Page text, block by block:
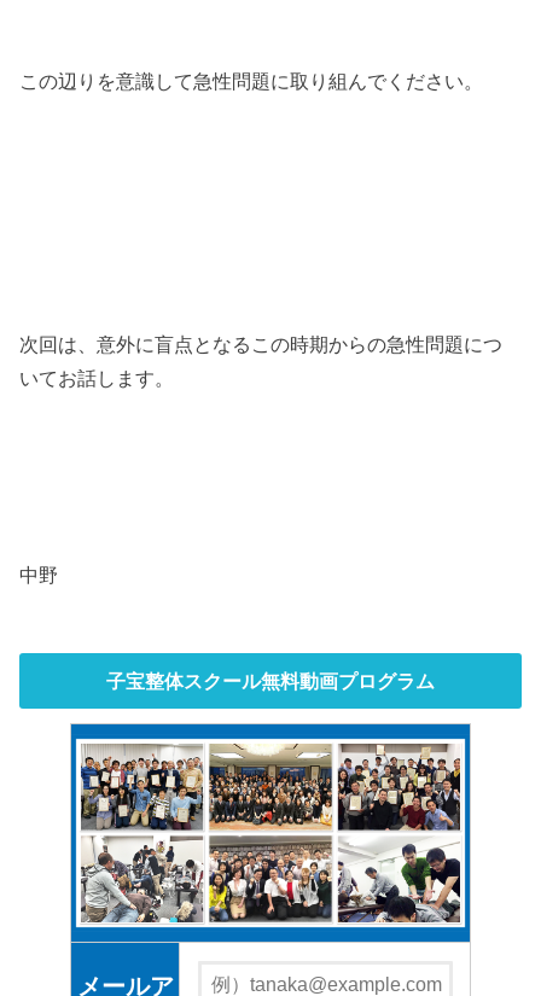
この辺りを意識して急性問題に取り組んでください。
次回は、意外に盲点となるこの時期からの急性問題につ
いてお話します。
中野
子宝整体スクール無料動画プログラム
メールア